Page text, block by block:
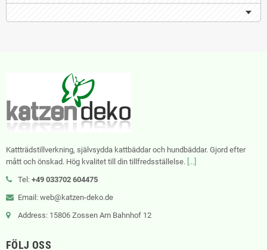
Kattträdstillverkning, självsydda kattbäddar och hundbäddar. Gjord efter
mått och önskad. Hög kvalitet till din tillfredsställelse. [...]
Tel: +49 033702 604475
Email: web@katzen-deko.de
Address: 15806 Zossen Am Bahnhof 12
FÖLJ OSS